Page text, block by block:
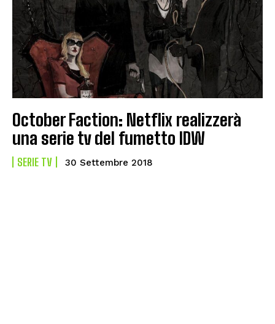
October Faction: Netflix realizzerà
una serie tv del fumetto IDW
SERIE TV 30 Settembre 2018